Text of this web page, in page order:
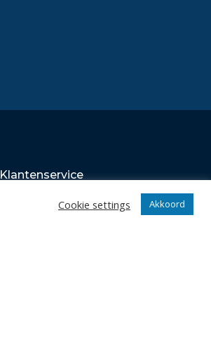
Klantenservice
Algemene voorwaardenCookie settings Akkoord